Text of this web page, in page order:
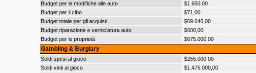
Budget per le modifiche alle auto
$1.650,00
Budget per il cibo
$71,00
Budget totale per gli acquisti
$69.646,00
Budget riparazione e verniciatura auto
$600,00
Budget per le proprietà
$675.000,00
Gambling & Burglary
Soldi spesi al gioco
$255.000,00
Soldi vinti al gioco
$1.475.000,00